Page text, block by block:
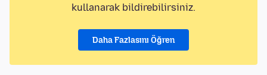
kullanarak bildirebilirsiniz.
Daha Fazlasını Öğren